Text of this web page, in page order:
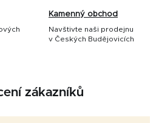
Kamenný obchod
Navštivte naši prodejnu
v Českých Budějovicích
zákazníků